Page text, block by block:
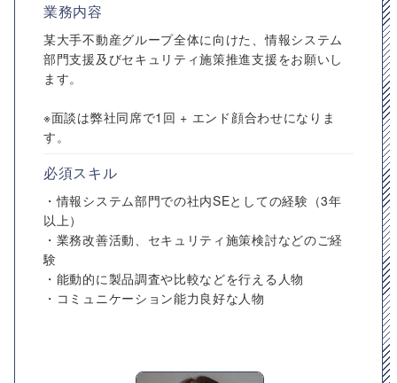
業務内容
某大手不動産グループ全体に向けた、情報システム
部門支援及びセキュリティ施策推進支援をお願いし
ます。
※面談は弊社同席で1回 + エンド顔合わせになりま
す。
必須スキル
・情報システム部門での社内SEとしての経験（3年
以上）
・業務改善活動、セキュリティ施策検討などのご経
験
・能動的に製品調査や比較などを行える人物
・コミュニケーション能力良好な人物